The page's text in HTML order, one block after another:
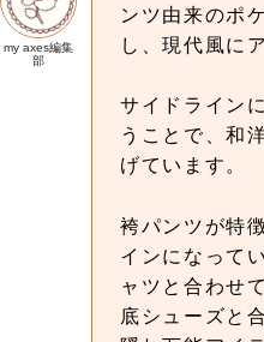
my axes編集
部
ンツ由来のポ
し、現代風に
サイドライン
うことで、和
げています。
袴パンツが特
インになって
ャツと合わせ
底シューズと